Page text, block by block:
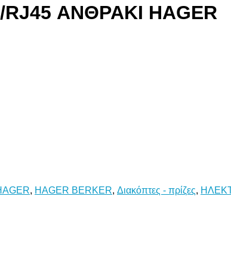
ΑΝΘΡΑΚΙ HAGER
, HAGER BERKER, Διακόπτες - πρίζες,